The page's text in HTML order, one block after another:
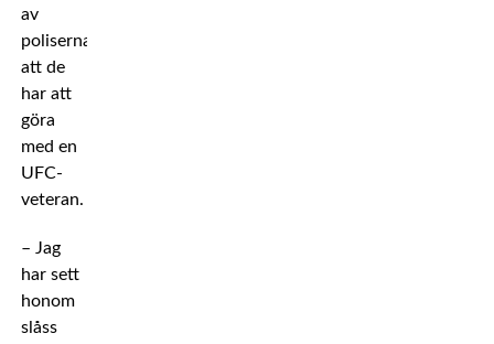
av
poliserna
att de
har att
göra
med en
UFC-
veteran.
– Jag
har sett
honom
slåss